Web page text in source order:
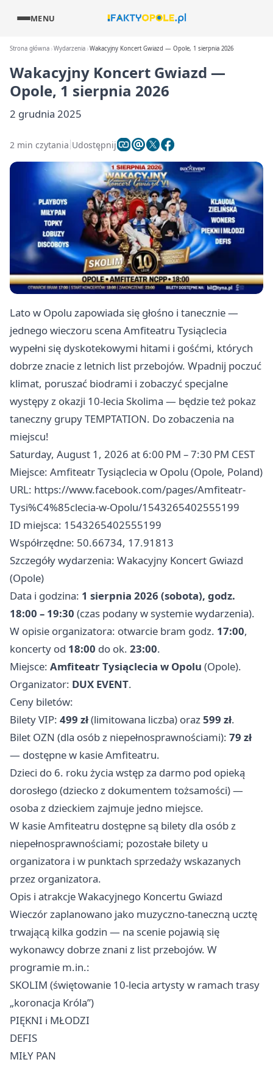
MENU
Strona główna Wydarzenia Wakacyjny Koncert Gwiazd — Opole, 1 sierpnia 2026
Wakacyjny Koncert Gwiazd —
Opole, 1 sierpnia 2026
2 grudnia 2025
2 min czytania Udostępnij
Lato w Opolu zapowiada się głośno i tanecznie —
jednego wieczoru scena Amfiteatru Tysiąclecia
wypełni się dyskotekowymi hitami i gośćmi, których
dobrze znacie z letnich list przebojów. Wpadnij poczuć
klimat, poruszać biodrami i zobaczyć specjalne
występy z okazji 10-lecia Skolima — będzie też pokaz
taneczny grupy TEMPTATION. Do zobaczenia na
miejscu!
Saturday, August 1, 2026 at 6:00 PM – 7:30 PM CEST
Miejsce: Amfiteatr Tysiąclecia w Opolu (Opole, Poland)
URL: https://www.facebook.com/pages/Amfiteatr-
Tysi%C4%85clecia-w-Opolu/1543265402555199
ID miejsca: 1543265402555199
Współrzędne: 50.66734, 17.91813
Szczegóły wydarzenia: Wakacyjny Koncert Gwiazd
(Opole)
Data i godzina: 1 sierpnia 2026 (sobota), godz.
18:00 – 19:30 (czas podany w systemie wydarzenia).
W opisie organizatora: otwarcie bram godz. 17:00,
koncerty od 18:00 do ok. 23:00.
Miejsce: Amfiteatr Tysiąclecia w Opolu (Opole).
Organizator: DUX EVENT.
Ceny biletów:
Bilety VIP: 499 zł(limitowana liczba) oraz599 zł.
Bilet OZN (dla osób z niepełnosprawnościami): 79 zł
— dostępne w kasie Amfiteatru.
Dzieci do 6. roku życia wstęp za darmo pod opieką
dorosłego (dziecko z dokumentem tożsamości) —
osoba z dzieckiem zajmuje jedno miejsce.
W kasie Amfiteatru dostępne są bilety dla osób z
niepełnosprawnościami; pozostałe bilety u
organizatora i w punktach sprzedaży wskazanych
przez organizatora.
Opis i atrakcje Wakacyjnego Koncertu Gwiazd
Wieczór zaplanowano jako muzyczno-taneczną ucztę
trwającą kilka godzin — na scenie pojawią się
wykonawcy dobrze znani z list przebojów. W
programie m.in.:
SKOLIM (świętowanie 10-lecia artysty w ramach trasy
„koronacja Króla”)
PIĘKNI i MŁODZI
DEFIS
MIŁY PAN